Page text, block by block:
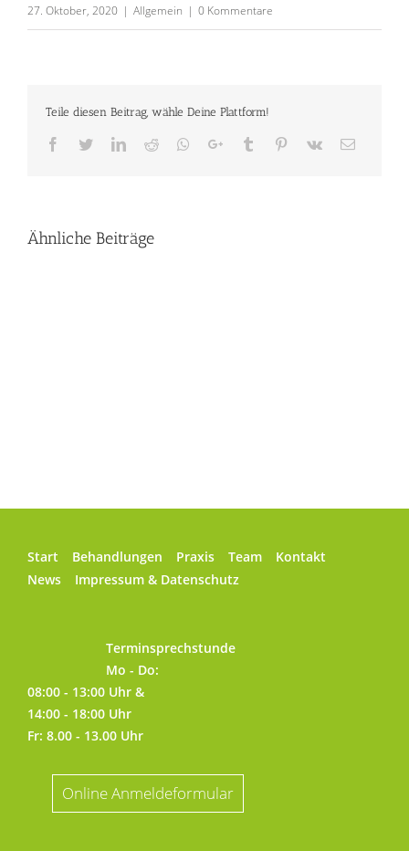
27. Oktober, 2020 | Allgemein | 0 Kommentare
Teile diesen Beitrag, wähle Deine Plattform!
Facebook
TwitterLinkedIn
Reddit Whatsapp
Google+Tumblr Pinterest
Vk Email
Ähnliche Beiträge
Start Behandlungen Praxis Team
Kontakt
News
Impressum & Datenschutz
Terminsprechstunde
Mo - Do:
08:00 - 13:00 Uhr &
14:00 - 18:00 Uhr
Fr: 8.00 - 13.00 Uhr
Online Anmeldeformular